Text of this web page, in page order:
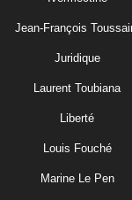
Jean-François
Juridique
Laurent Toubiana
Liberté
Louis Fouché
Marine Le Pen